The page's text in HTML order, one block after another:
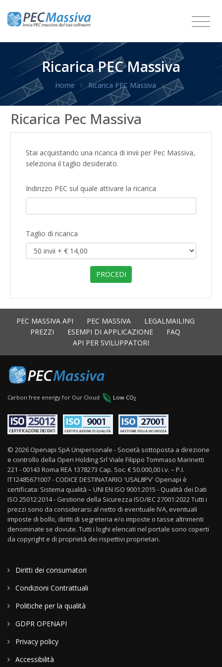
Ricarica PEC Massiva
Home Ricarica PEC Massiva
Ricarica Pec Massiva
Stai acquistando una ricarica di invii per Pec Massiva,
seleziona il taglio desiderato.
Indirizzo PEC sul quale attivare la ricarica
Taglio di ricarica
PEC MASSIVA API PEC MASSIVA LEGALMAILING
PREZZI
ESEMPI DI APPLICAZIONE FAQ
API PER SVILUPPATORI
Carbon free energy for Our Cloud Low CO2
© 2026 Openapi SpA Unipersonale - Società sottoposta a direzione
e controllo della Open Holding Srl Viale Filippo Tommaso Marinetti
221 - 00143 Roma REA 1378273 Cap. Soc. € 50.000,00 i.v. – P.I.
IT12485671007 - CODICE DESTINATARIO 'USAL8PV' Openapi è
certificata: Sistema qualità – UNI EN ISO 9001:2015 - Qualità dei Dati
ISO 25012:2014 - Gestione della Sicurezza ISO/IEC 27001:2022 Tutti i
prezzi sono da considerarsi al netto di eventuale IVA, eventuali
imposte di bollo, diritti di segreteria e/o imposte o tasse altrimenti
denominate se dovute. Tutti i loghi elencati nel portale sono coperti
da copyright e di proprietà dei rispettivi proprietari.
Diritti dei consumatori
Condizioni Contrattuali
Politiche per la qualità
GDPR OPENAPI
Privacy policy
Accessibilità